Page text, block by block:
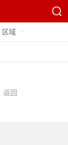
区域
返回